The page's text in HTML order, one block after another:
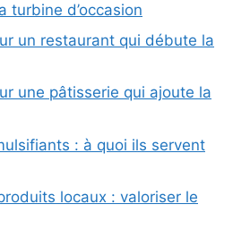
turbine d’occasion
un restaurant qui débute la
une pâtisserie qui ajoute la
: à quoi ils servent
locaux : valoriser le